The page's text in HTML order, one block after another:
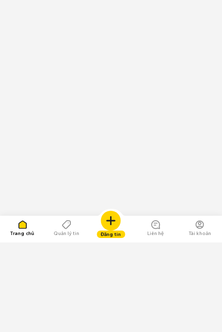
Trang chủ Quản lý tin Đăng tin Liên hệ Tài khoản